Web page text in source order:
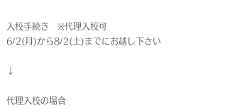
入校手続き ※代理入校可
6/2(月)から8/2(土)までにお越し下さい
↓
代理入校の場合